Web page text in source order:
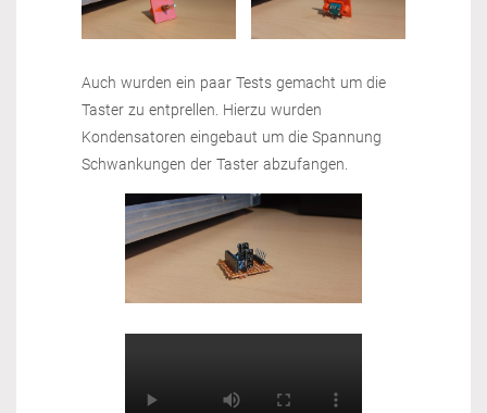
Auch wurden ein paar Tests gemacht um die
Taster zu entprellen. Hierzu wurden
Kondensatoren eingebaut um die Spannung
Schwankungen der Taster abzufangen.